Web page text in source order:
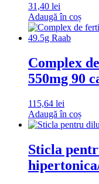
31,40 lei
Adaugă în coș
Complex
550mg 90
115,64 lei
Adaugă în coș
Sticla